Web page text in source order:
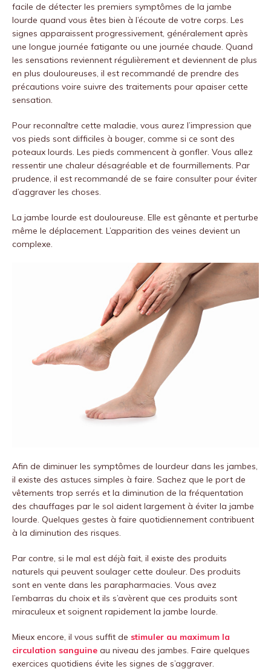
facile de détecter les premiers symptômes de la jambe
lourde quand vous êtes bien à l’écoute de votre corps. Les
signes apparaissent progressivement, généralement après
une longue journée fatigante ou une journée chaude. Quand
les sensations reviennent régulièrement et deviennent de plus
en plus douloureuses, il est recommandé de prendre des
précautions voire suivre des traitements pour apaiser cette
sensation.
Pour reconnaître cette maladie, vous aurez l’impression que
vos pieds sont difficiles à bouger, comme si ce sont des
poteaux lourds. Les pieds commencent à gonfler. Vous allez
ressentir une chaleur désagréable et de fourmillements. Par
prudence, il est recommandé de se faire consulter pour éviter
d’aggraver les choses.
La jambe lourde est douloureuse. Elle est gênante et perturbe
même le déplacement. L’apparition des veines devient un
complexe.
Afin de diminuer les symptômes de lourdeur dans les jambes,
il existe des astuces simples à faire. Sachez que le port de
vêtements trop serrés et la diminution de la fréquentation
des chauffages par le sol aident largement à éviter la jambe
lourde. Quelques gestes à faire quotidiennement contribuent
à la diminution des risques.
Par contre, si le mal est déjà fait, il existe des produits
naturels qui peuvent soulager cette douleur. Des produits
sont en vente dans les parapharmacies. Vous avez
l’embarras du choix et ils s’avèrent que ces produits sont
miraculeux et soignent rapidement la jambe lourde.
Mieux encore, il vous suffit de stimuler au maximum la
circulation sanguine au niveau des jambes. Faire quelques
exercices quotidiens évite les signes de s’aggraver.